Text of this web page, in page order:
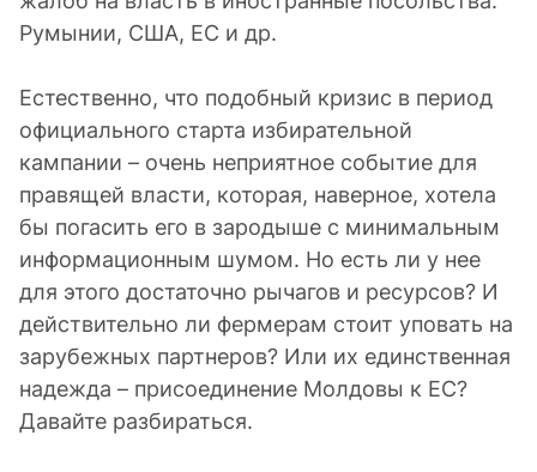
Румынии, США, ЕС и др.
Естественно, что подобный кризис в период
официального старта избирательной
кампании – очень неприятное событие для
правящей власти, которая, наверное, хотела
бы погасить его в зародыше с минимальным
информационным шумом. Но есть ли у нее
для этого достаточно рычагов и ресурсов? И
действительно ли фермерам стоит уповать на
зарубежных партнеров? Или их единственная
надежда – присоединение Молдовы к ЕС?
Давайте разбираться.